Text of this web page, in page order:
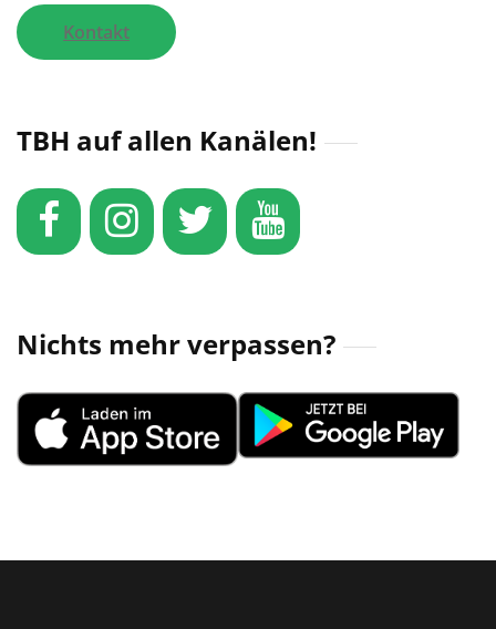
Kontakt
TBH auf allen Kanälen!
Nichts mehr verpassen?